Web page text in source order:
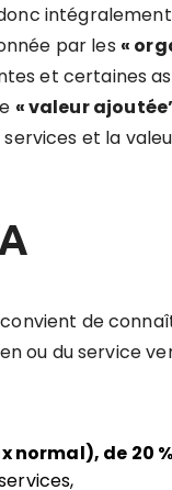
par les «
et certaines
« valeur
et la
de
ou du service
normal), de 20 %